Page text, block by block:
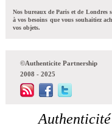
Nos bureaux de Paris et de Londres
à vos besoins que vous souhaitiez
vos objets.
©Authenticite Partnership
2008 - 2025
Authenticité